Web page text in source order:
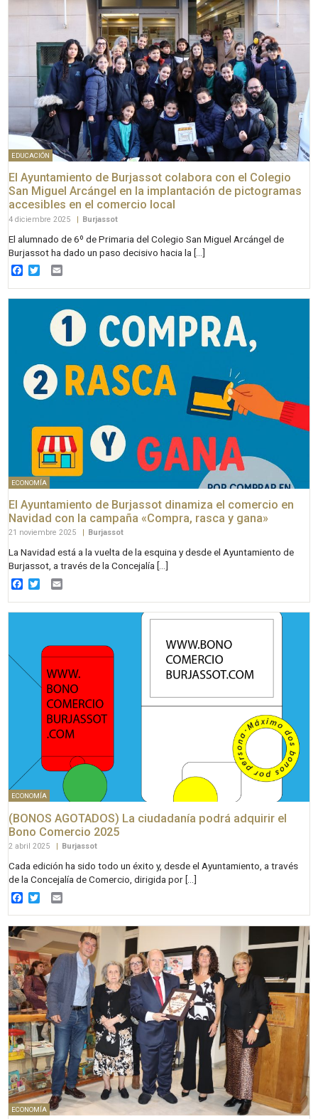
EDUCACIÓN
El Ayuntamiento de Burjassot colabora con el Colegio
San Miguel Arcángel en la implantación de pictogramas
accesibles en el comercio local
4 diciembre 2025 | Burjassot
El alumnado de 6º de Primaria del Colegio San Miguel Arcángel de
Burjassot ha dado un paso decisivo hacia la […]
Facebook
Twitter
ECONOMÍA
El Ayuntamiento de Burjassot dinamiza el comercio en
Navidad con la campaña «Compra, rasca y gana»
21 noviembre 2025 Burjassot
La Navidad está a la vuelta de la esquina y desde el Ayuntamiento de
Burjassot, a través de la Concejalía […]
Facebook
Twitter
ECONOMÍA
(BONOS AGOTADOS) La ciudadanía podrá adquirir el
Bono Comercio 2025
2 abril 2025 | Burjassot
Cada edición ha sido todo un éxito y, desde el Ayuntamiento, a través
de la Concejalía de Comercio, dirigida por […]
Facebook
Twitter
ECONOMÍA